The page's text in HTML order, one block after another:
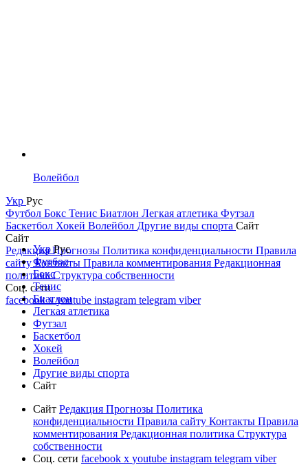
Волейбол
Укр Рус
Футбол Бокс Тенис Биатлон Легкая атлетика Футзал
Баскетбол Хокей Волейбол Другие виды спорта Сайт
Сайт
РедакцияПрогнозы Политика конфиденциальности Правила
сайтуКонтакты Правила комментирования Редакционная
политикаСтруктура собственности
Соц. сети
facebookxyoutube instagram telegram viber
УкрРус
Футбол
Бокс
Тенис
Биатлон
Легкая атлетика
Футзал
Баскетбол
Хокей
Волейбол
Другие виды спорта
Сайт
Сайт Редакция Прогнозы Политика
конфиденциальности Правила сайту Контакты Правила
комментирования Редакционная политика Структура
собственности
Соц. сети facebook x youtube instagram telegram viber